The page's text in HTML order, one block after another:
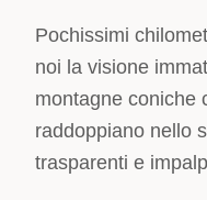
Pochissimi
noi la visione
montagne coniche
raddoppiano nello
trasparenti e